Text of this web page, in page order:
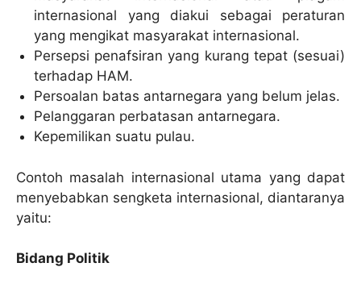
internasional yang diakui sebagai peraturan
yang mengikat masyarakat internasional.
Persepsi penafsiran yang kurang tepat (sesuai)
terhadap HAM.
Persoalan batas antarnegara yang belum jelas.
Pelanggaran perbatasan antarnegara.
Kepemilikan suatu pulau.
Contoh masalah internasional utama yang dapat
menyebabkan sengketa internasional, diantaranya
yaitu:
Bidang Politik